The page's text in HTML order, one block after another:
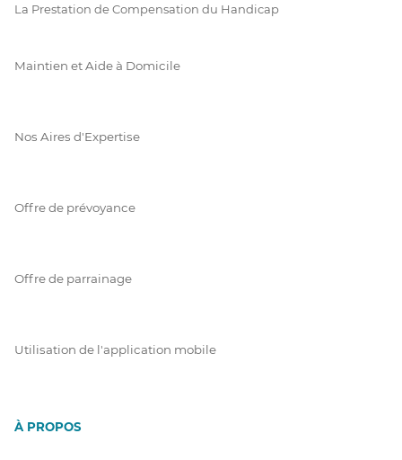
La Prestation de Compensation du Handicap
Maintien et Aide à Domicile
Nos Aires d'Expertise
Offre de prévoyance
Offre de parrainage
Utilisation de l'application mobile
À PROPOS